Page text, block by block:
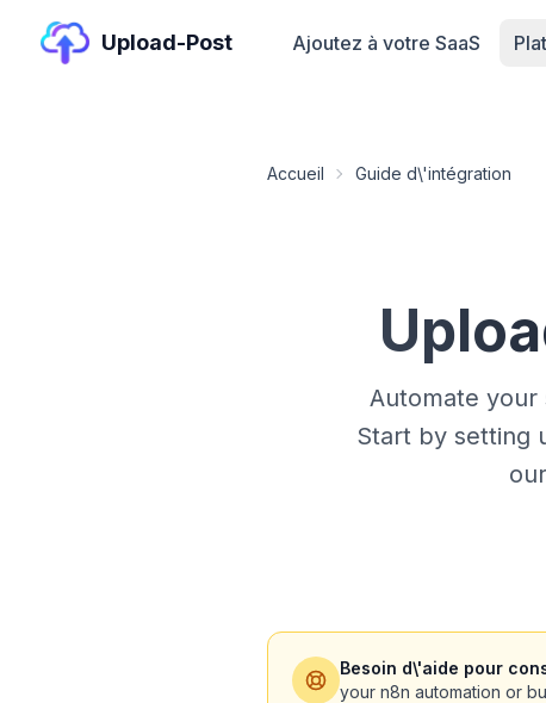
Upload-Post Ajoutez à votre SaaS
Accueil Guide d\'intégration
Automate your
Start by setting
Besoin d\'aide pour
your n8n automation or